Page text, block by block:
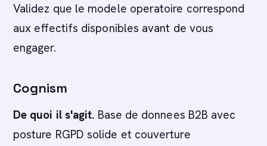
Validez que le modele operatoire correspond
aux effectifs disponibles avant de vous
engager.
Cognism
De quoi il s'agit. Base de donnees B2B avec
posture RGPD solide et couverture